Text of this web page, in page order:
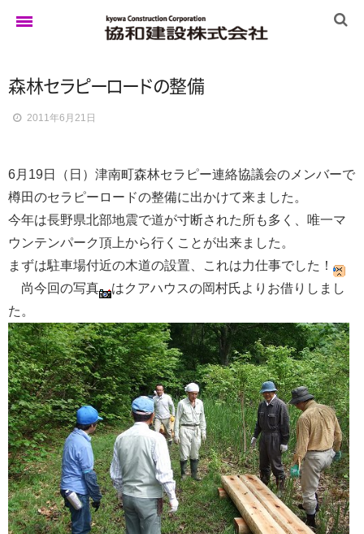
ホーム
実例集
ブログ
イベント
会社案内
森林セラピーロードの整備
2011年6月21日
6月19日（日）津南町森林セラピー連絡協議会のメンバーで
樽田のセラピーロードの整備に出かけて来ました。
今年は長野県北部地震で道が寸断された所も多く、唯一マ
ウンテンパーク頂上から行くことが出来ました。
まずは駐車場付近の木道の設置、これは力仕事でした！
尚今回の写真
はクアハウスの岡村氏よりお借りしまし
た。